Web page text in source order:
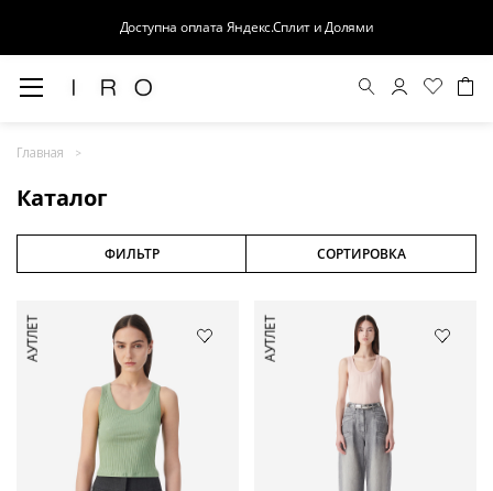
Доступна оплата Яндекс.Сплит и Долями
Главная
Каталог
Кожа
ФИЛЬТР СОРТИРОВКА
АУТЛЕТ АУТЛЕТ